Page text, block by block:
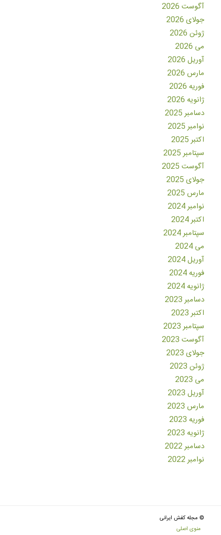
آگوست 2026
جولای 2026
ژوئن 2026
می 2026
آوریل 2026
مارس 2026
فوریه 2026
ژانویه 2026
دسامبر 2025
نوامبر 2025
اکتبر 2025
سپتامبر 2025
آگوست 2025
جولای 2025
مارس 2025
نوامبر 2024
اکتبر 2024
سپتامبر 2024
می 2024
آوریل 2024
فوریه 2024
ژانویه 2024
دسامبر 2023
اکتبر 2023
سپتامبر 2023
آگوست 2023
جولای 2023
ژوئن 2023
می 2023
آوریل 2023
مارس 2023
فوریه 2023
ژانویه 2023
دسامبر 2022
نوامبر 2022
© مجله کفش ایرانی
منوی اصلی